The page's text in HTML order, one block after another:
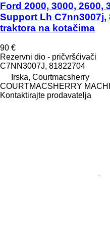
Ford 2000, 3000, 2600,
Support Lh C7nn3007j,
traktora na kotačima
90 €
Rezervni dio - pričvršćivači
C7NN3007J, 81822704
Irska, Courtmacsherry
COURTMACSHERRY
Kontaktirajte prodavatelja